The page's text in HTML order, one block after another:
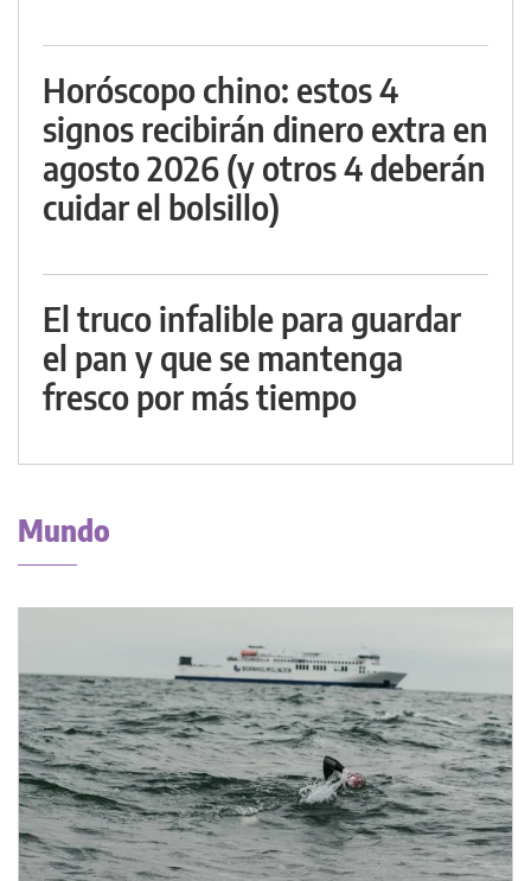
Horóscopo chino: estos 4
signos recibirán dinero extra en
agosto 2026 (y otros 4 deberán
cuidar el bolsillo)
El truco infalible para guardar
el pan y que se mantenga
fresco por más tiempo
Mundo